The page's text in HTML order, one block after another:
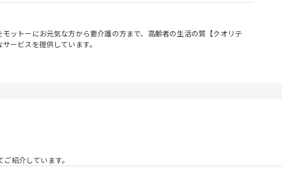
ットーにお元気な方から要介護の方まで、高齢者の生活の質【クオリテ
ービスを提供しています。
紹介しています。